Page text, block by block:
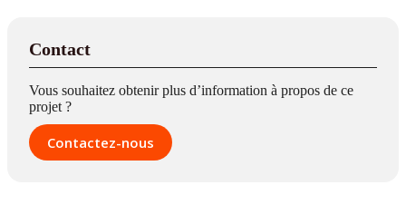
Contact
Vous souhaitez obtenir plus d’information à propos de ce
projet ?
Contactez-nous